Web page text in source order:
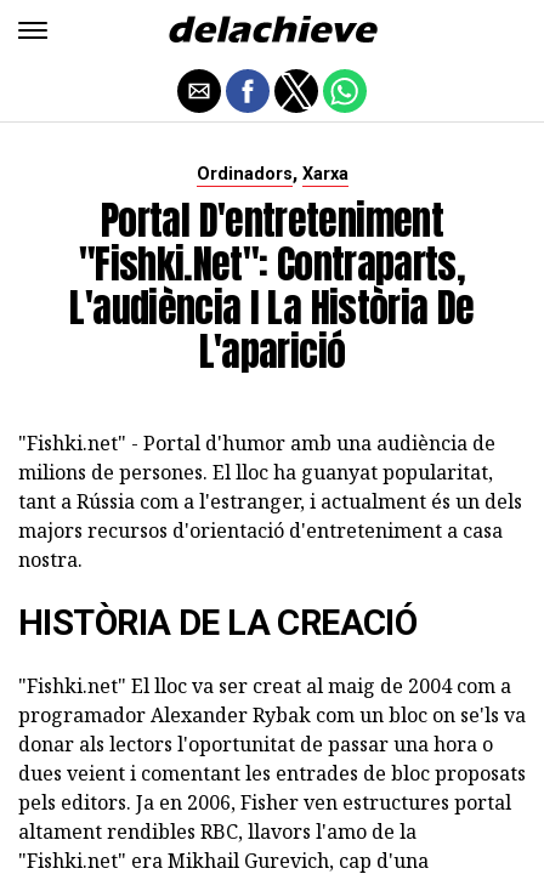
Ordinadors, Xarxa
Portal D'entreteniment
"Fishki.net": Contraparts,
L'audiència I La Història De
L'aparició
"Fishki.net" - Portal d'humor amb una audiència de
milions de persones. El lloc ha guanyat popularitat,
tant a Rússia com a l'estranger, i actualment és un dels
majors recursos d'orientació d'entreteniment a casa
nostra.
HISTÒRIA DE LA CREACIÓ
"Fishki.net" El lloc va ser creat al maig de 2004 com a
programador Alexander Rybak com un bloc on se'ls va
donar als lectors l'oportunitat de passar una hora o
dues veient i comentant les entrades de bloc proposats
pels editors. Ja en 2006, Fisher ven estructures portal
altament rendibles RBC, llavors l'amo de la
"Fishki.net" era Mikhail Gurevich, cap d'una